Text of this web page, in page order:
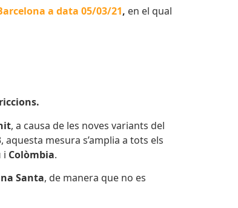
a data 05/03/21, en el qual
, a causa de les noves variants del
aquesta mesura s’amplia a tots els
i Colòmbia.
Santa, de manera que no es